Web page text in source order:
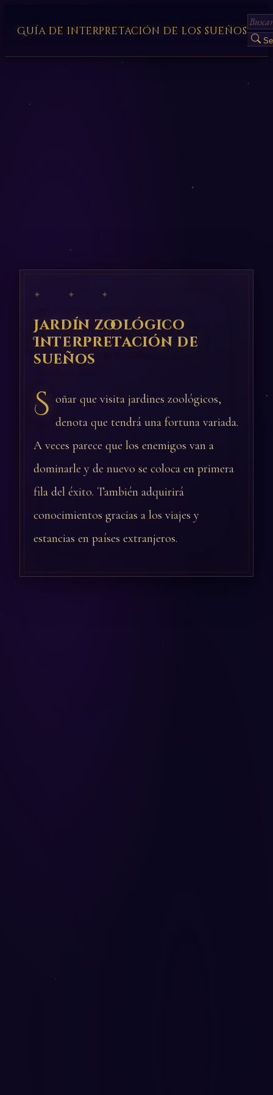
Guía de interpretación de los sueños
✦ ✦ ✦
Jardín zoológico
Interpretación de
sueños
S oñar que visita jardines zoológicos,
denota que tendrá una fortuna variada.
A veces parece que los enemigos van a
dominarle y de nuevo se coloca en primera
fila del éxito. También adquirirá
conocimientos gracias a los viajes y
estancias en países extranjeros.